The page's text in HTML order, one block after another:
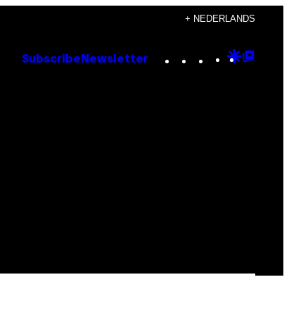
+ NEDERLANDS
Subscribe Newsletter Instagram
TikTok
YouTube
Google